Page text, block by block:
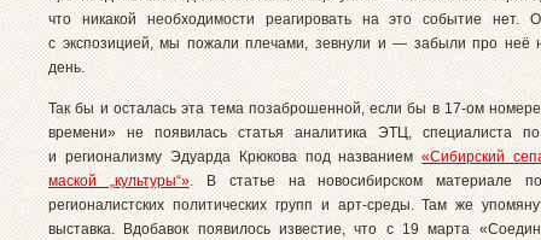
что никакой необходимости реагировать на это событие нет.
с экспозицией, мы пожали плечами, зевнули и — забыли про неё
день.
Так бы и осталась эта тема позаброшенной, если бы в 17-ом
времени» не появилась статья аналитика ЭТЦ, специалиста по
и регионализму Эдуарда Крюкова под названием«Сибирский
маской „культуры“». В статье на новосибирском материале
регионалистских политических групп и арт-среды. Там же
выставка. Вдобавок появилось известие, что с 19 марта